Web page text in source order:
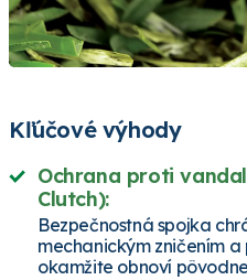
Kľúčové výhody
Ochrana proti
Clutch):
Bezpečnostná spojka
mechanickým zničením
okamžite obnoví